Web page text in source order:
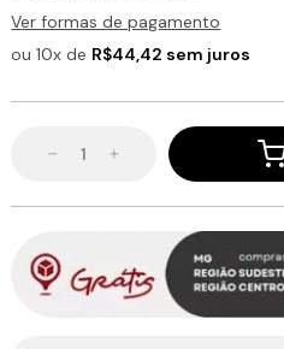
Ver formas de pagamento
ou 10x de R$44,42 sem juros